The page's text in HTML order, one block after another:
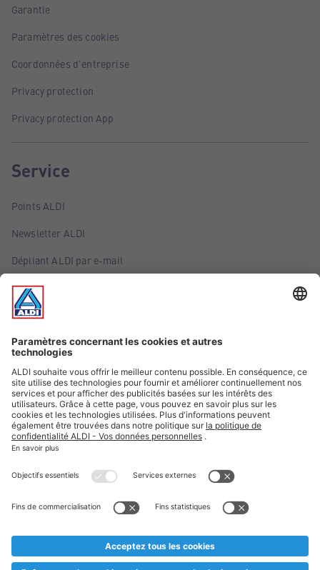
Garantie
Paramètres des cookies
Coordonnées d'entreprise
Privacy protection
Privacy protection App
Service
Points ALDI
Newsletter ALDI
Dépliant ALDI par e-mail
Offres
Infos essentielles
Suivez ALDI Belgique
Textes marqués d'un astérisque et mentions légales
* Nous vendons ces articles temporairement et jusqu'à
au cas où, malgré le planning bien étudié, nous serions
prématurément en rupture de stock. Prix Recupel et TVA incl.
** Sur ce site, l’utilisation de la forme masculine a été adoptée